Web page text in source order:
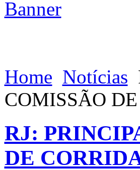
Home Notícias
COMISSÃO
RJ:
DE